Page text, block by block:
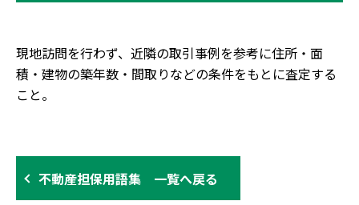
現地訪問を行わず、近隣の取引事例を参考に住所・面
積・建物の築年数・間取りなどの条件をもとに査定する
こと。
不動産担保用語集 一覧へ戻る